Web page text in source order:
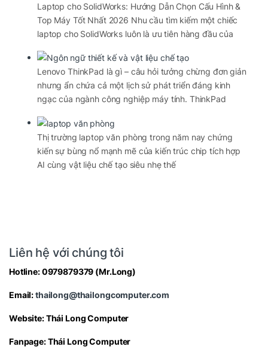
Laptop cho SolidWorks: Hướng Dẫn Chọn Cấu Hình &
Top Máy Tốt Nhất 2026 Nhu cầu tìm kiếm một chiếc
laptop cho SolidWorks luôn là ưu tiên hàng đầu của
Lenovo ThinkPad là gì – câu hỏi tưởng chừng đơn giản
nhưng ẩn chứa cả một lịch sử phát triển đáng kinh
ngạc của ngành công nghiệp máy tính. ThinkPad
Thị trường laptop văn phòng trong năm nay chứng
kiến sự bùng nổ mạnh mẽ của kiến trúc chip tích hợp
AI cùng vật liệu chế tạo siêu nhẹ thế
Liên hệ với chúng tôi
Hotline:0979879379 (Mr.Long)
Email:thailong@thailongcomputer.com
Website:Thái Long Computer
Fanpage:Thái Long Computer